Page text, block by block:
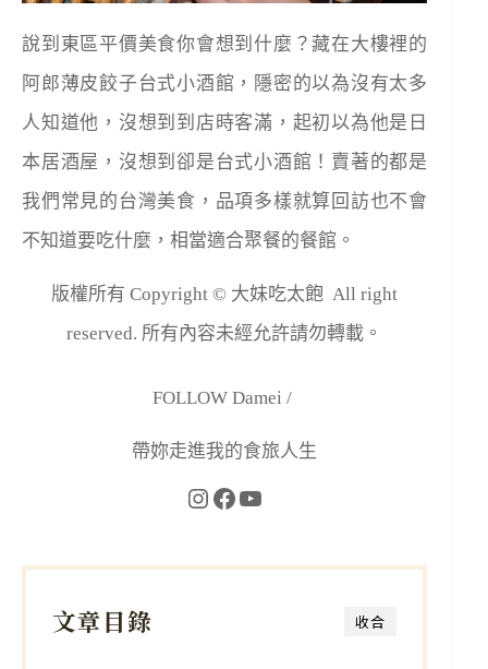
說到東區平價美食你會想到什麼？藏在大樓裡的
阿郎薄皮餃子台式小酒館，隱密的以為沒有太多
人知道他，沒想到到店時客滿，起初以為他是日
本居酒屋，沒想到卻是台式小酒館！賣著的都是
我們常見的台灣美食，品項多樣就算回訪也不會
不知道要吃什麼，相當適合聚餐的餐館。
版權所有 Copyright © 大妹吃太飽 All right
reserved. 所有內容未經允許請勿轉載。
FOLLOW Damei /
帶妳走進我的食旅人生
收合
文章目錄